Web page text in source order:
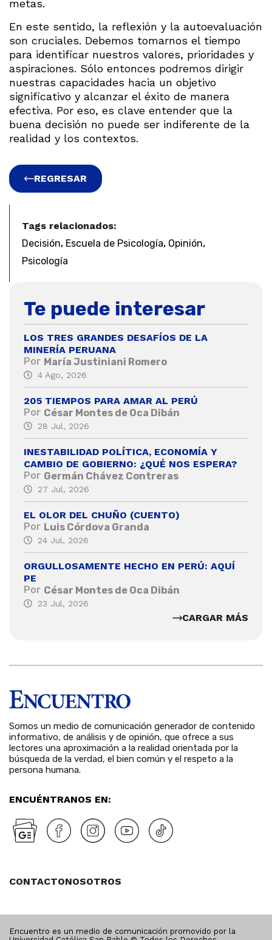
metas.
En este sentido, la reflexión y la autoevaluación
son cruciales. Debemos tomarnos el tiempo
para identificar nuestros valores, prioridades y
aspiraciones. Sólo entonces podremos dirigir
nuestras capacidades hacia un objetivo
significativo y alcanzar el éxito de manera
efectiva. Por eso, es clave entender que la
buena decisión no puede ser indiferente de la
realidad y los contextos.
REGRESAR
Tags relacionados:
Decisión, Escuela de Psicología, Opinión,
Psicología
Te puede interesar
LOS TRES GRANDES DESAFÍOS DE LA
MINERÍA PERUANA
Por María Justiniani Romero
4 Ago, 2026
205 TIEMPOS PARA AMAR AL PERÚ
Por César Montes de Oca Dibán
28 Jul, 2026
INESTABILIDAD POLÍTICA, ECONOMÍA Y
CAMBIO DE GOBIERNO: ¿QUÉ NOS ESPERA?
Por Germán Chávez Contreras
27 Jul, 2026
EL OLOR DEL CHUÑO (CUENTO)
Por Luis Córdova Granda
24 Jul, 2026
ORGULLOSAMENTE HECHO EN PERÚ: AQUÍ
PE
Por César Montes de Oca Dibán
23 Jul, 2026
CARGAR MÁS
Somos un medio de comunicación generador de contenido
informativo, de análisis y de opinión, que ofrece a sus
lectores una aproximación a la realidad orientada por la
búsqueda de la verdad, el bien común y el respeto a la
persona humana.
ENCUÉNTRANOS EN:
CONTACTONOSOTROS
Encuentro es un medio de comunicación promovido por la